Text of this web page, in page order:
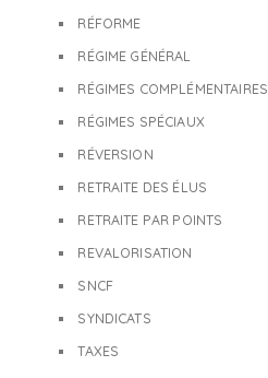
RÉFORME
RÉGIME GÉNÉRAL
RÉGIMES COMPLÉMENTAIRES
RÉGIMES SPÉCIAUX
RÉVERSION
RETRAITE DES ÉLUS
RETRAITE PAR POINTS
REVALORISATION
SNCF
SYNDICATS
TAXES